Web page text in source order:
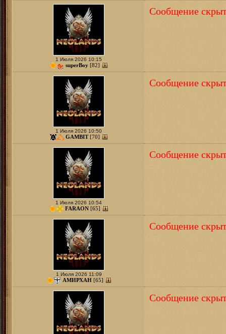
1 Июля 2026 10:15
superBoy [82]
Сообщение
1 Июля 2026 10:50
GAMBIT [70]
Сообщение
1 Июля 2026 10:54
FARAON [65]
Сообщение
1 Июля 2026 11:09
АМИРХАН [65]
Сообщение
Сообщение